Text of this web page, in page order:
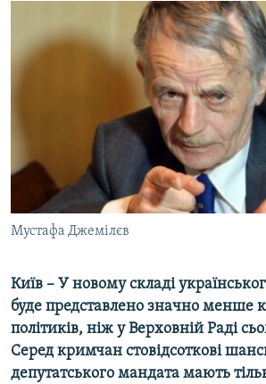
СПЕЦПРОЕКТИ
ВІДЕОУРОКИ «ELIFBE»
СВІДЧЕННЯ ОКУПАЦІЇ
УКРАЇНСЬКА ПРОБЛЕМА КРИМУ
ІНФОГРАФІКА
ЯК ОБІЙТИ БЛОКУВАННЯ
ДОЛУЧАЙСЯ!
Усі сайти RFE/RL
Мустафа Джемілєв
Київ – У новому складі
буде представлено значно менше
політиків, ніж у Верховній Раді
Серед кримчан стовідсоткові
депутатського мандата мають